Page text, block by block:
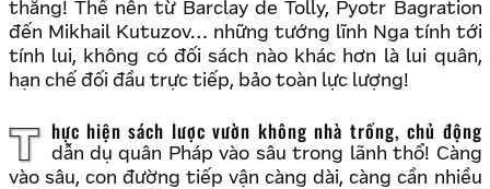
thắng! Thế nên từ Barclay de Tolly, Pyotr Bagration
đến Mikhail Kutuzov… những tướng lĩnh Nga tính tới
tính lui, không có đối sách nào khác hơn là lui quân,
hạn chế đối đầu trực tiếp, bảo toàn lực lượng!
Thực hiện sách lược vườn không nhà trống, chủ động
dẫn dụ quân Pháp vào sâu trong lãnh thổ! Càng
vào sâu, con đường tiếp vận càng dài, càng cần nhiều